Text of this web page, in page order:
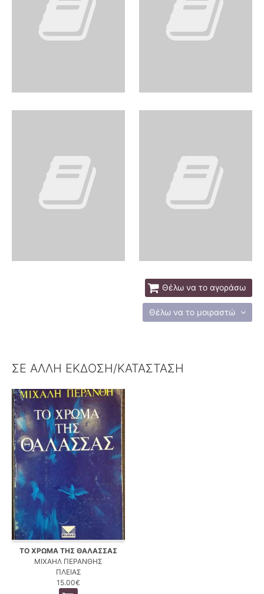
Θέλω να το αγοράσω
Θέλω να το μοιραστώ
ΣΕ ΑΛΛΗ ΕΚΔΟΣΗ/ΚΑΤΑΣΤΑΣΗ
ΤΟ ΧΡΩΜΑ ΤΗΣ ΘΑΛΑΣΣΑΣ
ΜΙΧΑΗΛ ΠΕΡΑΝΘΗΣ
ΠΛΕΙΑΣ
15.00€